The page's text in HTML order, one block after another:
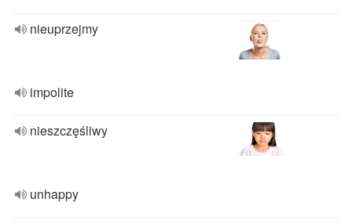
nieuprzejmy
impolite
nieszczęśliwy
unhappy